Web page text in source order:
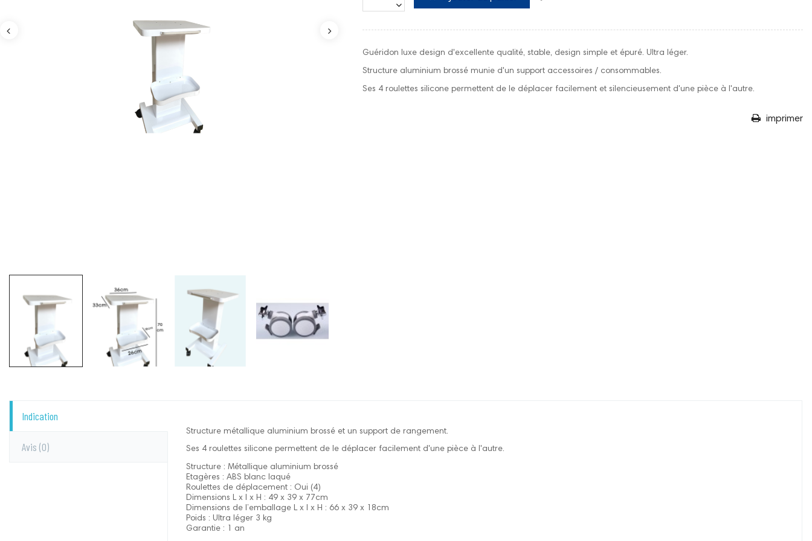
Guéridon luxe design d'excellente qualité, stable, design simple et épuré. Ultra léger.
Structure aluminium brossé munie d'un support accessoires / consommables.
Ses 4 roulettes silicone permettent de le déplacer facilement et silencieusement d'une pièce à l'autre.
imprimer
Indication
Avis (0)
Structure métallique aluminium brossé et un support de rangement.
Ses 4 roulettes silicone permettent de le déplacer facilement d'une pièce à l'autre.
Structure : Métallique aluminium brossé
Etagères : ABS blanc laqué
Roulettes de déplacement : Oui (4)
Dimensions L x l x H : 49 x 39 x 77cm
Dimensions de l’emballage L x l x H : 66 x 39 x 18cm
Poids : Ultra léger 3 kg
Garantie : 1 an